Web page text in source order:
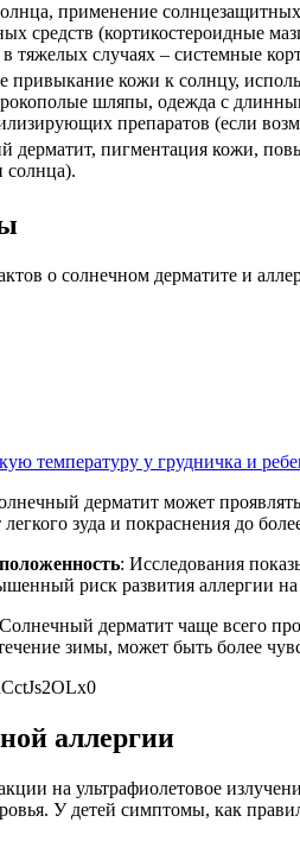
применение
средств (кортикостероидные
в тяжелых случаях – системные
привыкание кожи к солнцу,
шляпы, одежда с
препаратов (если
дерматит, пигментация кожи,
солнца).
о солнечном дерматите и
температуру у грудничка и
дерматит может
легкого зуда и покраснения до
: Исследования
риск развития аллергии
дерматит чаще всего
зимы, может быть более
аллергии
на ультрафиолетовое
У детей симптомы, как